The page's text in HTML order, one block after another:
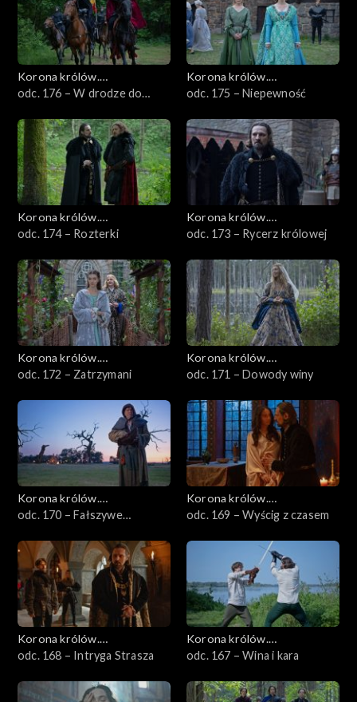
Korona królów.
Jagiellonowie
odc. 176 – W drodze do
Korona królów.
Jagiellonowie
odc. 175 – Niepewność
Korona królów.
Jagiellonowie
odc. 174 – Rozterki
Korona królów.
Jagiellonowie
odc. 173 – Rycerz królowej
Korona królów.
Jagiellonowie
odc. 172 – Zatrzymani
Korona królów.
Jagiellonowie
odc. 171 – Dowody winy
Korona królów.
Jagiellonowie
odc. 170 – Fałszywe
Korona królów.
Jagiellonowie
odc. 169 – Wyścig z czasem
Korona królów.
Jagiellonowie
odc. 168 – Intryga Strasza
Korona królów.
Jagiellonowie
odc. 167 – Wina i kara